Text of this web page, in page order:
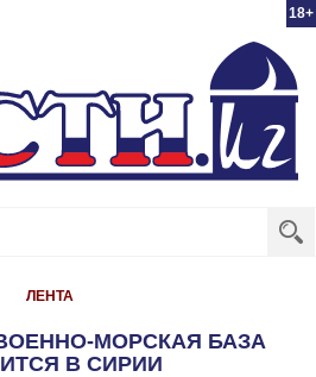
18+
ЛЕНТА
МОРСКАЯ БАЗА
В СИРИИ